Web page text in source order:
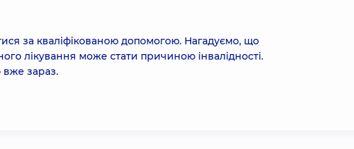
за кваліфікованою допомогою. Нагадуємо, що
лікування може стати причиною інвалідності.
вже зараз.